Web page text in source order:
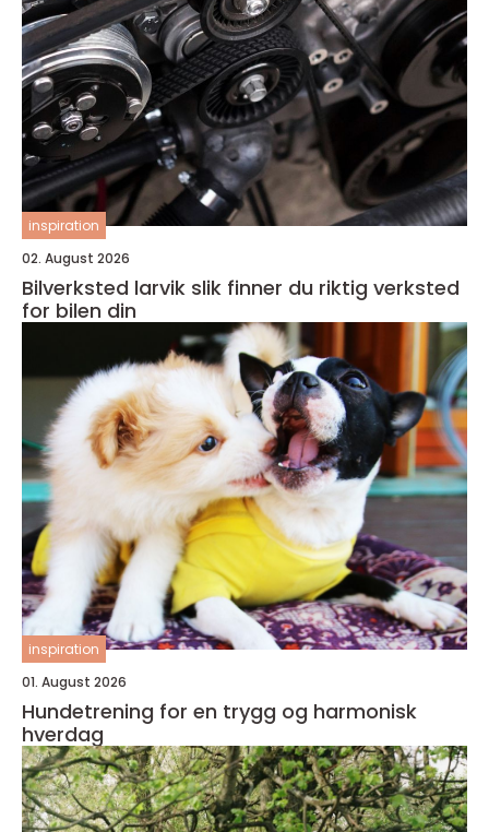
inspiration
02. August 2026
Bilverksted larvik slik finner du riktig verksted
for bilen din
inspiration
01. August 2026
Hundetrening for en trygg og harmonisk
hverdag